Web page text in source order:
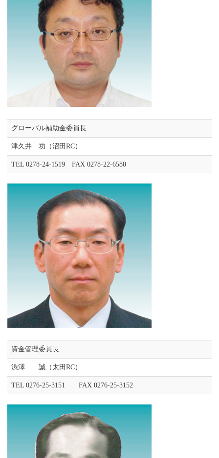
グローバル補助金委員長
津久井 功（沼田RC）
TEL 0278-24-1519 FAX 0278-22-6580
資金管理委員長
渋澤 誠（太田RC）
TEL 0276-25-3151 FAX 0276-25-3152